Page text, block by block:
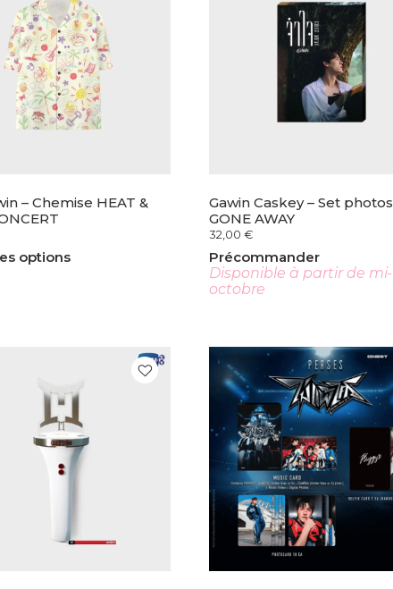
– Chemise HEAT &
options
Gawin Caskey – Set photos
GONE AWAY
32,00€
Précommander
Disponible à partir de mi-
octobre